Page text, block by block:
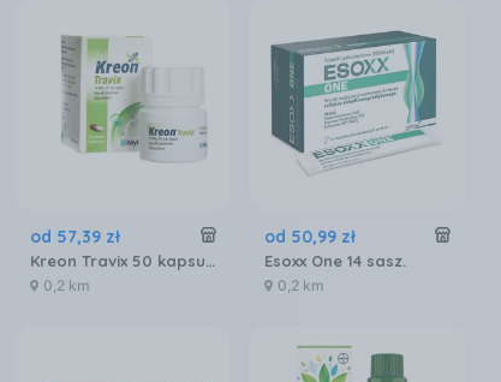
od 57,39 zł
Kreon Travix 50 kapsułek
0,2 km
od 50,99 zł
Esoxx One 14 sasz.
0,2 km